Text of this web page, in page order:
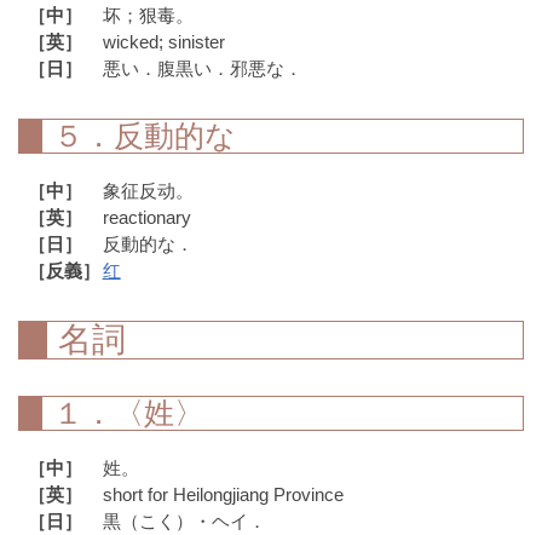
［中］
坏；狠毒。
［英］
wicked; sinister
［日］
悪い．腹黒い．邪悪な．
５．反動的な
［中］
象征反动。
［英］
reactionary
［日］
反動的な．
［反義］
红
名詞
１．〈姓〉
［中］
姓。
［英］
short for Heilongjiang Province
［日］
黒（こく）・ヘイ．